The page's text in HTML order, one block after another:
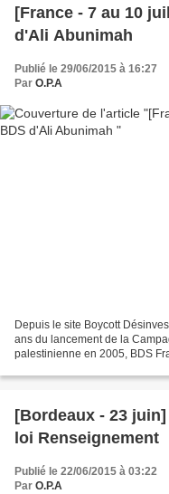
[France - 7 au 10
d'Ali Abunimah
Publié le 29/06/2015 à 16:27
Par O.P.A
Depuis le site Boycott
ans du lancement de la
palestinienne en 2005, BDS
[Bordeaux - 23
loi Renseignement
Publié le 22/06/2015 à 03:22
Par O.P.A